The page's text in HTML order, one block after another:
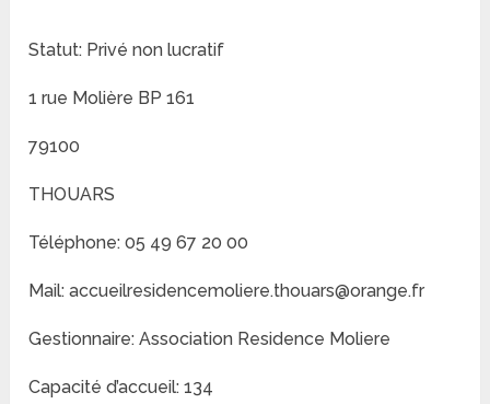
Statut: Privé non lucratif
1 rue Molière BP 161
79100
THOUARS
Téléphone: 05 49 67 20 00
Mail: accueilresidencemoliere.thouars@orange.fr
Gestionnaire: Association Residence Moliere
Capacité d’accueil: 134